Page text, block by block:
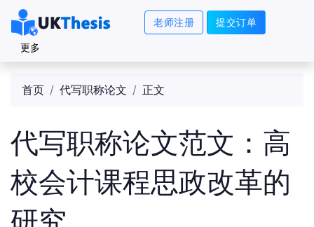
老师注册 提交订单
更多
首页 代写职称论文 正文
代写职称论文范文：高
校会计课程思政改革的